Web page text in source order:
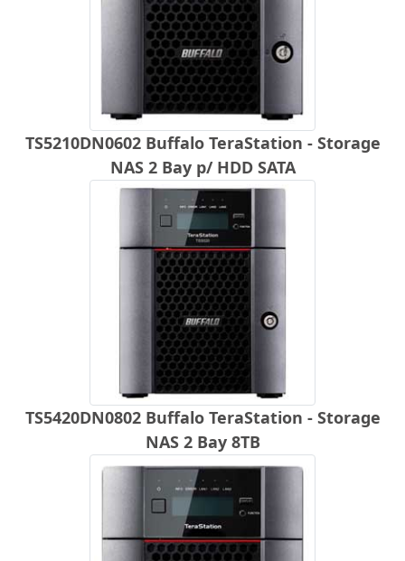
TS5210DN0602 Buffalo TeraStation - Storage
NAS 2 Bay p/ HDD SATA
TS5420DN0802 Buffalo TeraStation - Storage
NAS 2 Bay 8TB